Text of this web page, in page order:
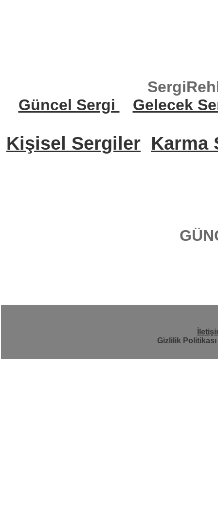
Güncel Sergi
Gelecek
Kişisel Sergiler Karma
Gizlilik Politikası